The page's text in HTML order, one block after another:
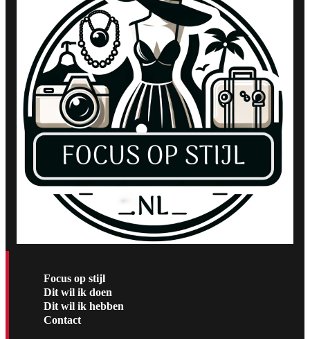
Focus op stijl
Dit wil ik doen
Dit wil ik hebben
Contact